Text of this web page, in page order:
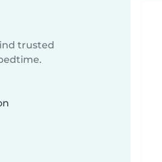
trusted